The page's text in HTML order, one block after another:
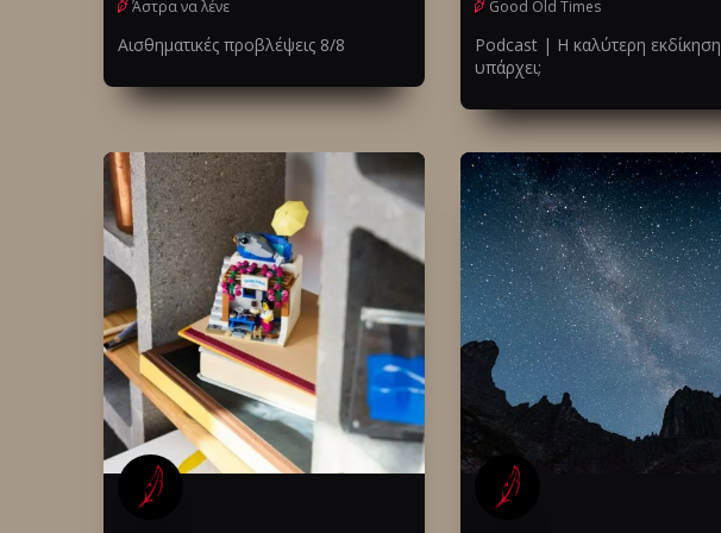
Άστρα να λένε
Αισθηματικές προβλέψεις 8/8
Good Old Times
Podcast | Η καλύτερη εκδίκηση
υπάρχει;